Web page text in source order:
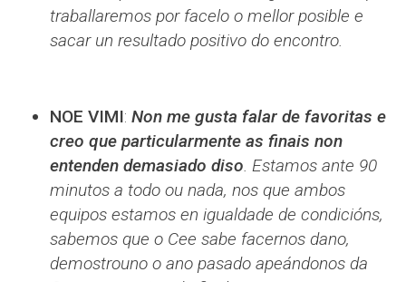
traballaremos por facelo o mellor posible e
sacar un resultado positivo do encontro.
NOE VIMI: Non me gusta falar de favoritas e
creo que particularmente as finais non
entenden demasiado diso. Estamos ante 90
minutos a todo ou nada, nos que ambos
equipos estamos en igualdade de condicións,
sabemos que o Cee sabe facernos dano,
demostrouno o ano pasado apeándonos da